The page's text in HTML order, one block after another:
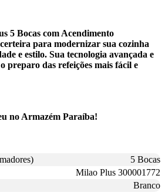
5 Bocas com Acendimento
para modernizar sua cozinha
e estilo. Sua tecnologia avançada e
preparo das refeições mais fácil e
no Armazém Paraíba!
5 Bocas
Milao Plus 300001772
Branco